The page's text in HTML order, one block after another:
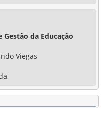
Gestão da Educação
Viegas